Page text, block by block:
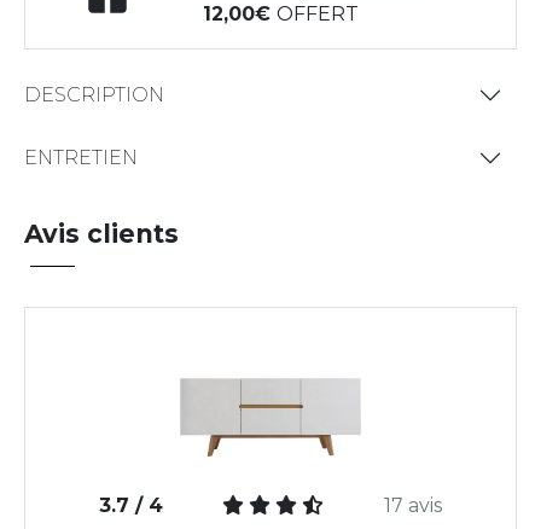
12,00OFFERT
DESCRIPTION
ENTRETIEN
Avis clients
3.7 / 4 17 avis